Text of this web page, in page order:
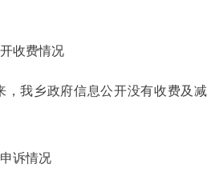
收费情况
，我乡政府信息公开没有收费及减
诉情况